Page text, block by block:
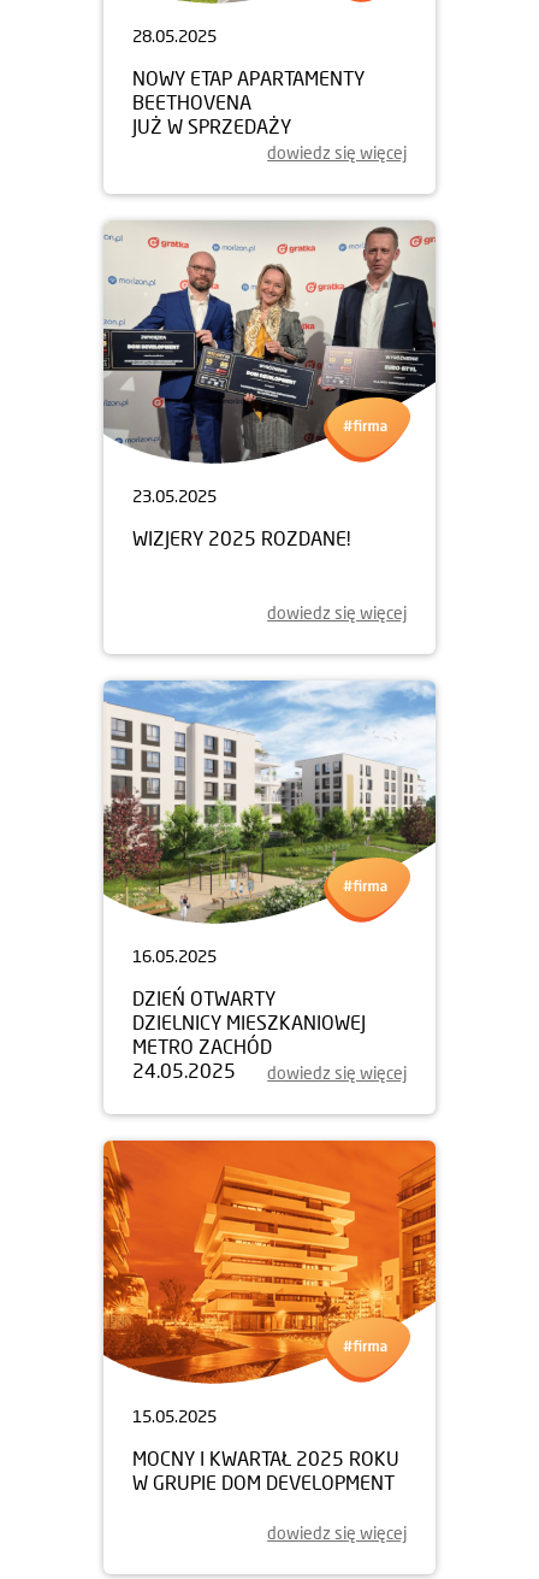
28.05.2025
NOWY ETAP APARTAMENTY
BEETHOVENA
JUŻ W SPRZEDAŻY
dowiedz się więcej
23.05.2025
WIZJERY 2025 ROZDANE!
dowiedz się więcej
16.05.2025
DZIEŃ OTWARTY
DZIELNICY MIESZKANIOWEJ
METRO ZACHÓD
24.05.2025
dowiedz się więcej
15.05.2025
MOCNY I KWARTAŁ 2025 ROKU
W GRUPIE DOM DEVELOPMENT
dowiedz się więcej